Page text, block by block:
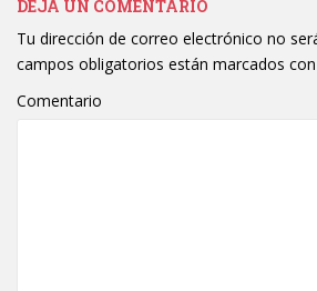
DEJA UN COMENTARIO
Tu dirección de correo electrónico no
campos obligatorios están marcados con
Comentario